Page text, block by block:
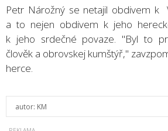
Petr Nárožný se netajil obdivem k
a to nejen obdivem k jeho
k jeho srdečné povaze. "Byl to
člověk a obrovskej kumštýř,"
herce.
autor: KM